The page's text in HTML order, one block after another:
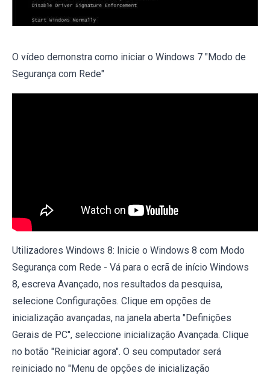
O vídeo demonstra como iniciar o Windows 7 "Modo de
Segurança com Rede"
Utilizadores Windows 8: Inicie o Windows 8 com Modo
Segurança com Rede - Vá para o ecrã de início Windows
8, escreva Avançado, nos resultados da pesquisa,
selecione Configurações. Clique em opções de
inicialização avançadas, na janela aberta "Definições
Gerais de PC", seleccione inicialização Avançada. Clique
no botão "Reiniciar agora". O seu computador será
reiniciado no "Menu de opções de inicialização